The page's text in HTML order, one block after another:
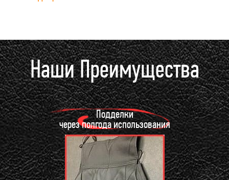
Наши Преимущества
Подделки
через полгода использования